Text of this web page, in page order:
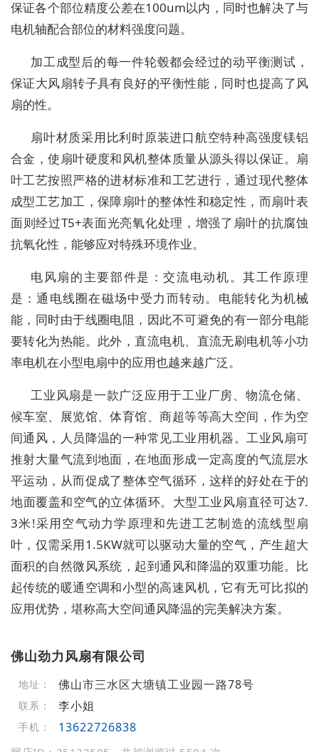
保证各个部位精度公差在100um以内，同时也解决了与
电机轴配合部位的材料强度问题。
加工成型后的每一件轮毂都会经过的动平衡测试，
保证大风扇转子具有良好的平衡性能，同时也提高了风
扇的性。
扇叶材质采用比利时原装进口航空特种高强度镁铝
合金，使扇叶硬度和风机整体质量从源头得以保证。扇
叶工艺按照严格的进材标准和工艺进行，通过现代整体
成型工艺加工，保障扇叶的整体性和稳定性，而扇叶表
面则经过T5+表面光亮氧化处理，增强了扇叶的抗腐蚀
抗氧化性，能够应对特殊环境作业。
电风扇的主要部件是：交流电动机。其工作原理
是：通电线圈在磁场中受力而转动。电能转化为机械
能，同时由于线圈电阻，因此不可避免的有一部分电能
要转化为热能。此外，直流电机、直流无刷电机等小功
率电机在小型电扇中的应用也越来越广泛。
工业风扇是一款广泛应用于工业厂房、物流仓储、
候车室、展览馆、体育馆、商超等等高大空间，作为空
间通风，人员降温的一种常见工业用机器。工业风扇可
推射大量气流到地面，在地面形成一定高度的气流层水
平运动，从而促成了整体空气循环，这样的好处在于的
地面覆盖和空气的立体循环。大型工业风扇直径可达7.
3米!采用空气动力学原理和先进工艺制造的流线型扇
叶，仅需采用1.5KW就可以驱动大量的空气，产生超大
面积的自然微风系统，起到通风和降温的双重功能。比
起传统的暖通空调和小型的高速风机，它有无可比拟的
应用优势，堪称高大空间通风降温的完美解决方案。
佛山劲力风扇有限公司
地址： 佛山市三水区大塘镇工业园一路78号
联系： 李小姐
手机： 13622726838